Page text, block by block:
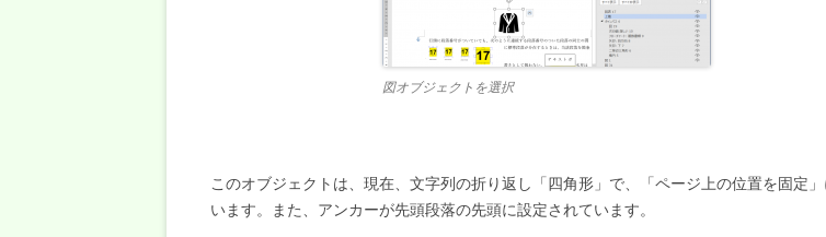
図オブジェクトを選択
このオブジェクトは、現在、文字列の折り返し「四角形」で、「ページ上の位置を固定
います。また、アンカーが先頭段落の先頭に設定されています。